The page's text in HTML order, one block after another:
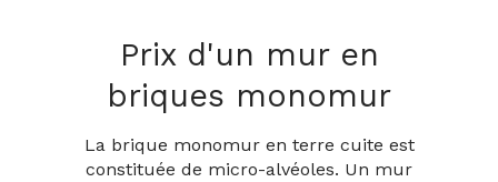
Construction de maison
Travaux de maçonnerie
Prix d'un mur en
briques monomur
La brique monomur en terre cuite est
constituée de micro-alvéoles. Un mur